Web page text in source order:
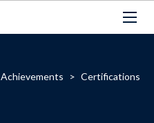
Achievements > Certifications